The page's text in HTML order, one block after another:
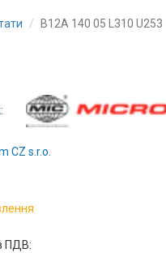
B12A 140 05 L310 U253
CZ s.r.o.
ПДВ: